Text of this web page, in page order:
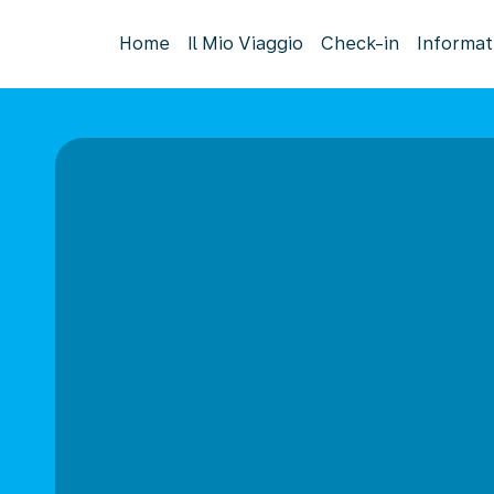
Home Il Mio Viaggio Check-in